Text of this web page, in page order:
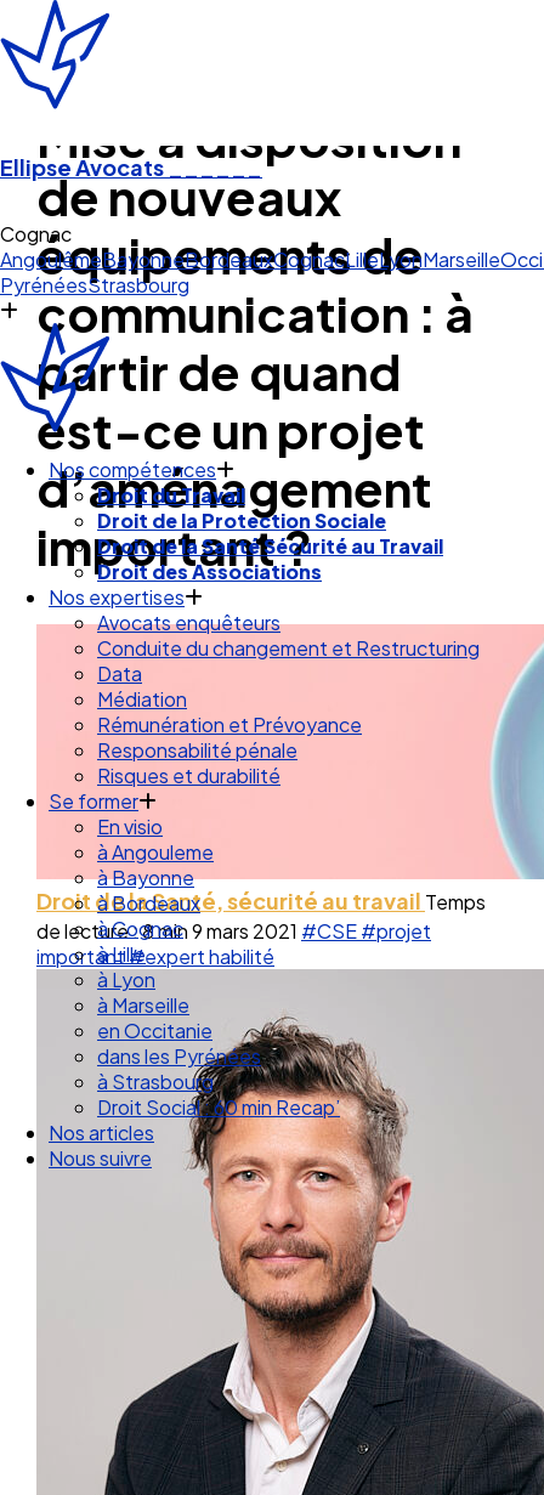
Ellipse Avocats______
Cognac
AngoulêmeBayonneBordeauxCognacLilleLyonMarseille
PyrénéesStrasbourg
Nos compétences
Droit du Travail
Droit de la Protection Sociale
Droit de la Santé Sécurité au Travail
Droit des Associations
Nos expertises
Avocats enquêteurs
Conduite du changement et Restructuring
Data
Médiation
Rémunération et Prévoyance
Responsabilité pénale
Risques et durabilité
Se former
En visio
à Angouleme
à Bayonne
à Bordeaux
à Cognac
à Lille
à Lyon
à Marseille
en Occitanie
dans les Pyrénées
à Strasbourg
Droit Social : 60 min Recap’
Nos articles
Nous suivre
Mise à disposition
de nouveaux
équipements de
communication : à
partir de quand
est-ce un projet
d’aménagement
important ?
Droit de la Santé, sécurité au travail Temps
de lecture : 8 min9 mars 2021 #CSE#projet
important#expert habilité